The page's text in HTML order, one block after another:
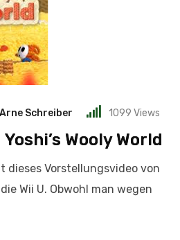
Arne Schreiber 1099 Views
Wooly World
dieses Vorstellungsvideo von
Wii U. Obwohl man wegen